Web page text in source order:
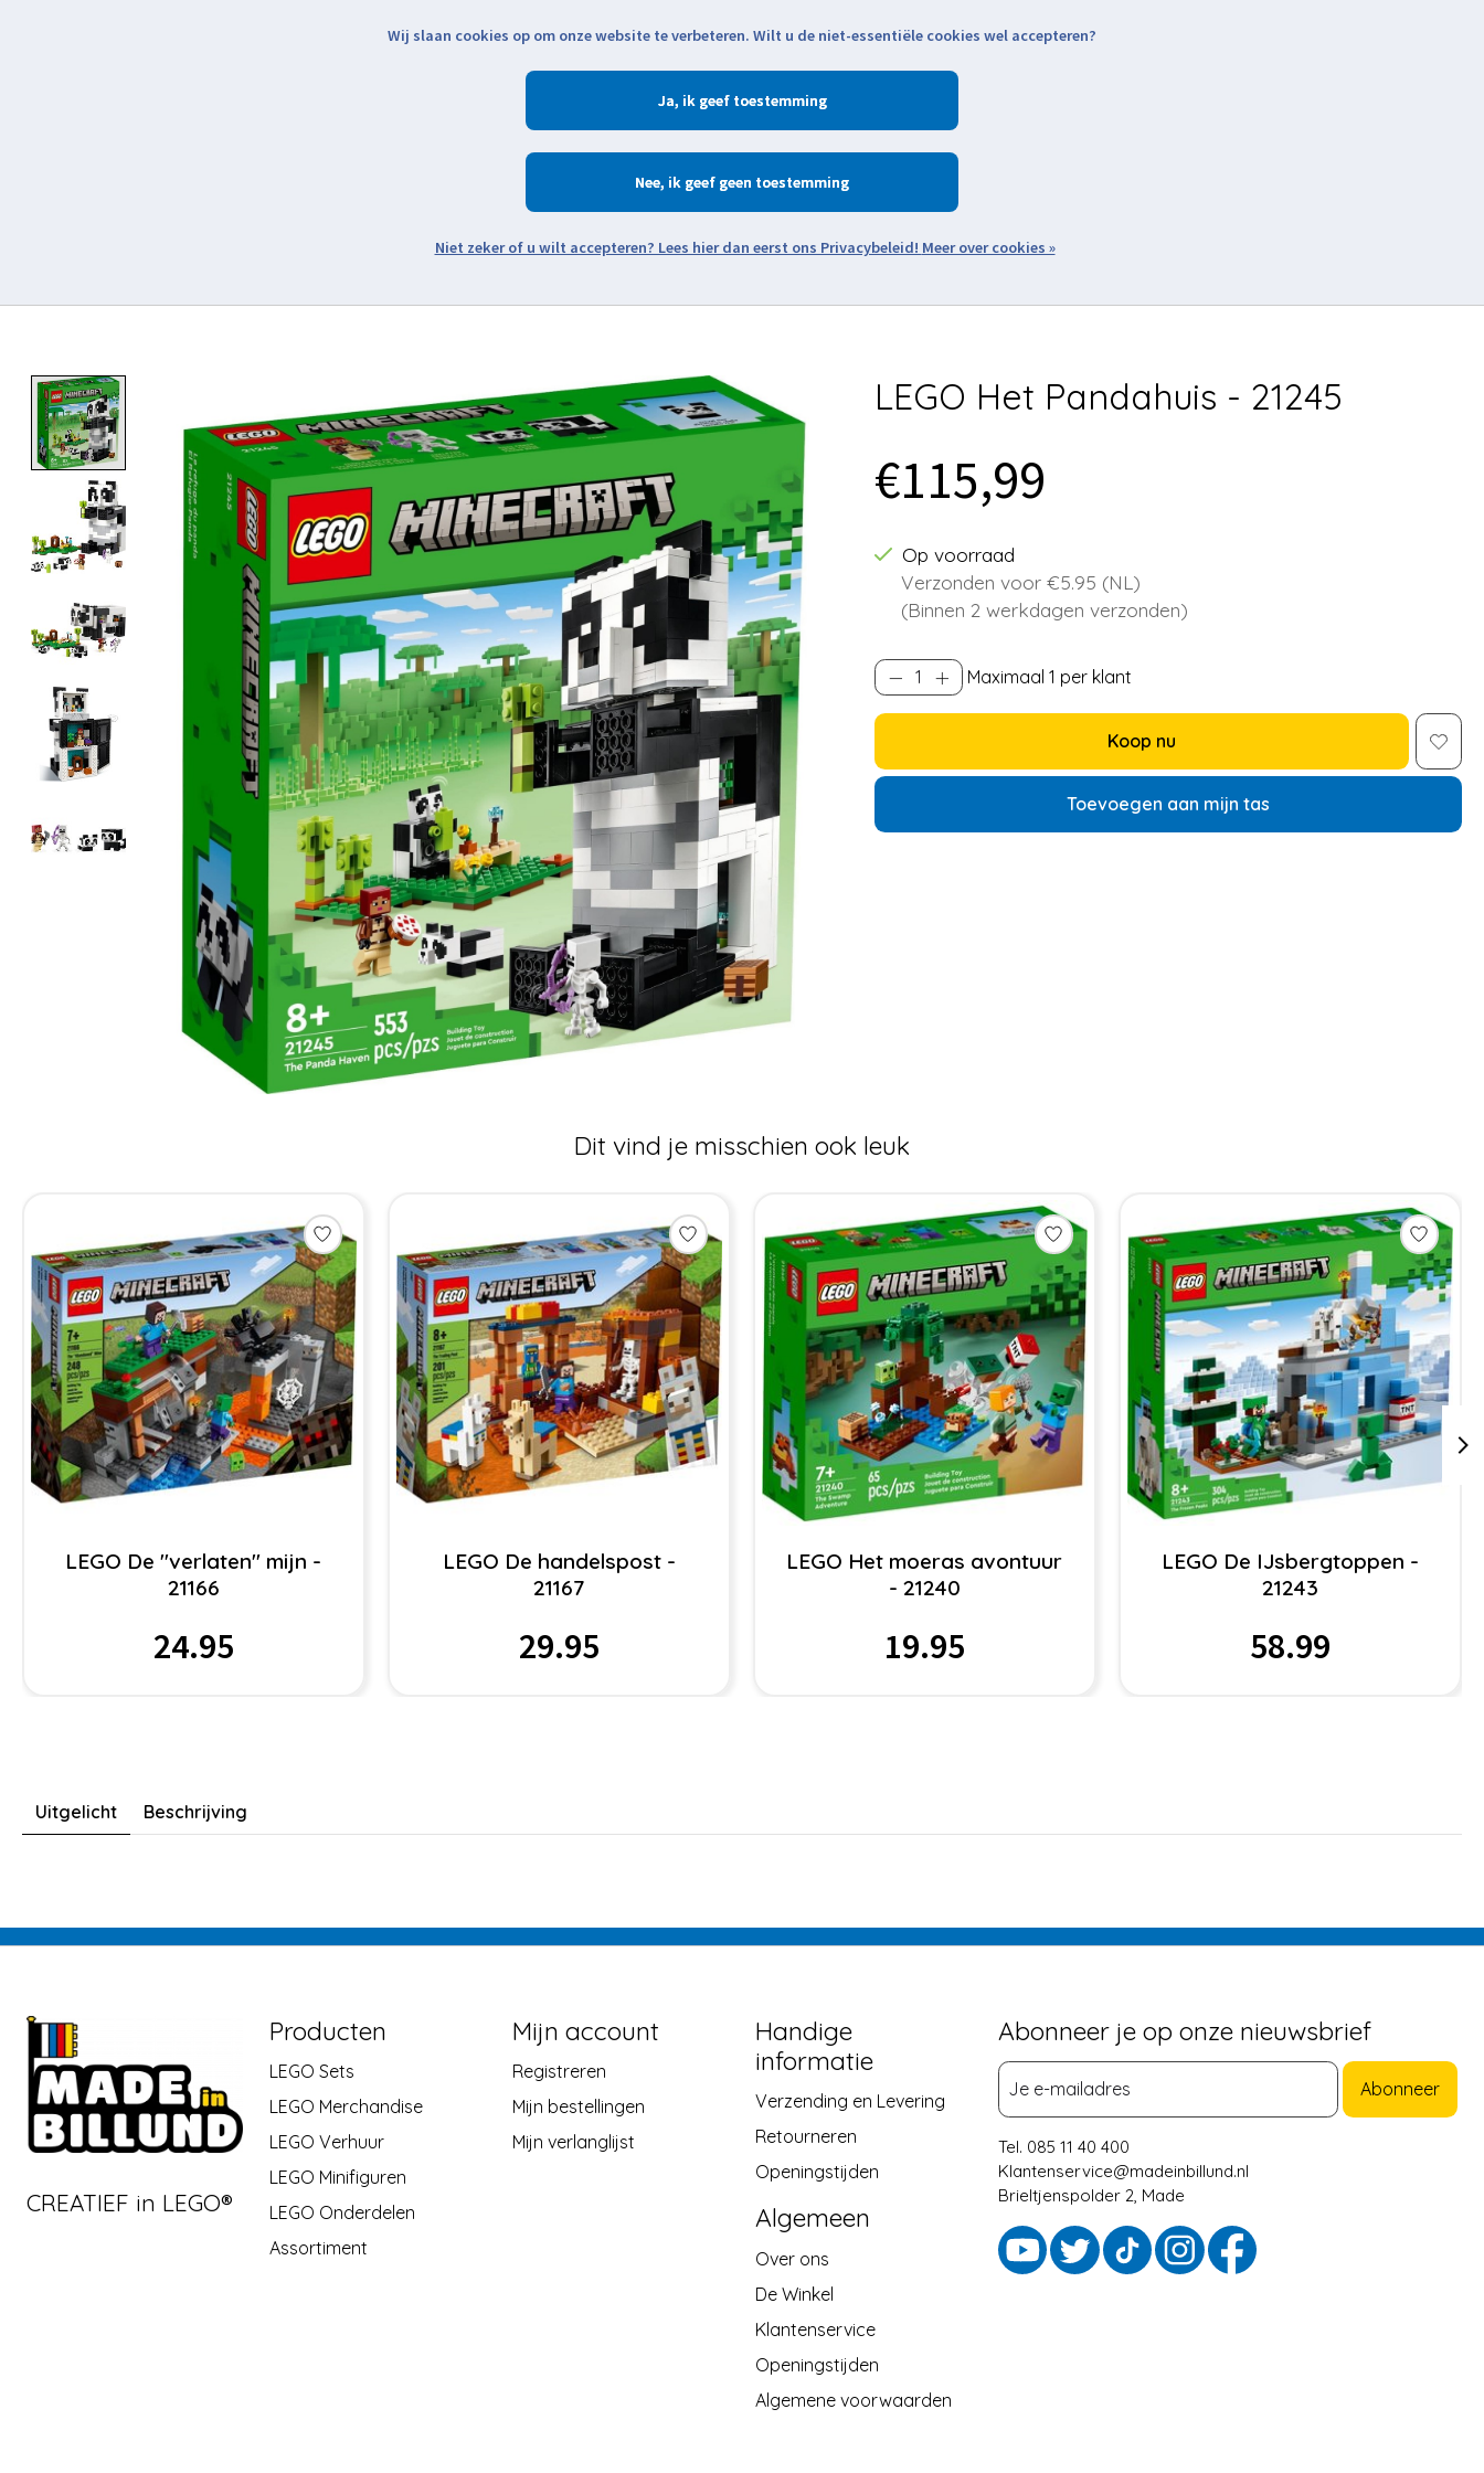
Zoeken
LEGO Het Pandahuis - 21245
€115,99
Op voorraad
Verzonden voor €5.95 (NL)
(Binnen 2 werkdagen verzonden)
Maximaal 1 per klant
Koop nu
Toevoegen aan mijn tas
Dit vind je misschien ook leuk
LEGO De "verlaten" mijn -
21166
24.95
LEGO De handelspost -
21167
29.95
LEGO Het moeras avontuur
- 21240
19.95
LEGO De IJsbergtoppen -
21243
58.99
Uitgelicht Beschrijving
CREATIEF in LEGO®
Producten
LEGO Sets
LEGO Merchandise
LEGO Verhuur
LEGO Minifiguren
LEGO Onderdelen
Assortiment
Mijn account
Registreren
Mijn bestellingen
Mijn verlanglijst
Handige
informatie
Verzending en Levering
Retourneren
Openingstijden
Algemeen
Over ons
De Winkel
Klantenservice
Openingstijden
Algemene voorwaarden
Abonneer je op onze nieuwsbrief
Abonneer
Tel. 085 11 40 400
Klantenservice@madeinbillund.nl
Brieltjenspolder 2, Made
Wij slaan cookies op om onze website te verbeteren. Wilt u de niet-essentiële cookies wel accepteren?
Ja
Nee
Meer over cookies »